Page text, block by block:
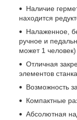
Наличие
находится
Налаженное,
ручное и
может 1 человек)
Отличная
элементов станка
Возможность
Компактные
Абсолютная